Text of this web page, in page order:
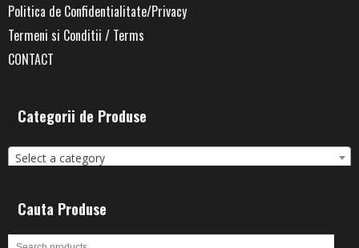
Politica de Confidentialitate/Privacy
Termeni si Conditii / Terms
CONTACT
Categorii de Produse
Select a category
Cauta Produse